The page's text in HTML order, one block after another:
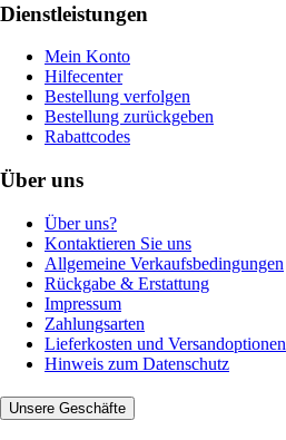
Dienstleistungen
Mein Konto
Hilfecenter
Bestellung verfolgen
Bestellung zurückgeben
Rabattcodes
Über uns
Über uns?
Kontaktieren Sie uns
Allgemeine Verkaufsbedingungen
Rückgabe & Erstattung
Impressum
Zahlungsarten
Lieferkosten und Versandoptionen
Hinweis zum Datenschutz
Unsere Geschäfte